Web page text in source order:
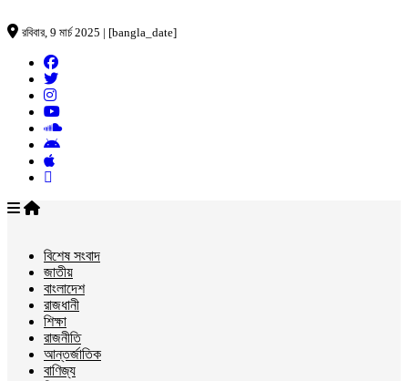
রবিবার, 9 মার্চ 2025 | [bangla_date]
বিশেষ সংবাদ
জাতীয়
বাংলাদেশ
রাজধানী
শিক্ষা
রাজনীতি
আন্তর্জাতিক
বাণিজ্য